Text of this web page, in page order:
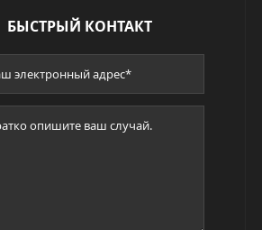
БЫСТРЫЙ КОНТАКТ